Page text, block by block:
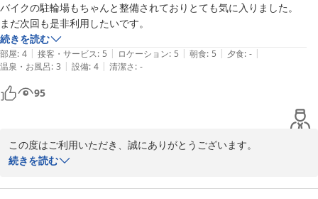
ＨＯＴＥＬ ＡＺ 熊本大津店
2025-12-06
バイクの駐輪場もちゃんと整備されておりとても気に入りました。
まだ次回も是非利用したいです。
続きを読む
部屋: 4 | 接客・サービス: 5 | ロケーション: 5 | 朝食: 5 | 夕食: - |
温泉・お風呂: 3 | 設備: 4 | 清潔さ: -
95
この度はご利用いただき、誠にありがとうございます。
す。
続きを読む